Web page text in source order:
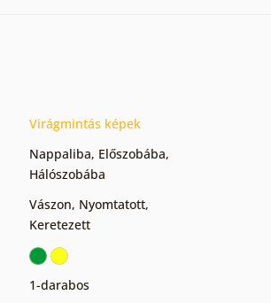
Virágmintás képek
Nappaliba, Előszobába,
Hálószobába
Vászon, Nyomtatott,
Keretezett
1-darabos